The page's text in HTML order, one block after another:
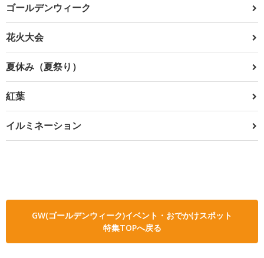
ゴールデンウィーク
花火大会
夏休み（夏祭り）
紅葉
イルミネーション
GW(ゴールデンウィーク)イベント・おでかけスポット
特集TOPへ戻る